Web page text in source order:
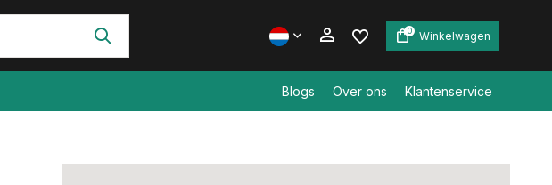
0 Winkelwagen
Blogs Over ons Klantenservice